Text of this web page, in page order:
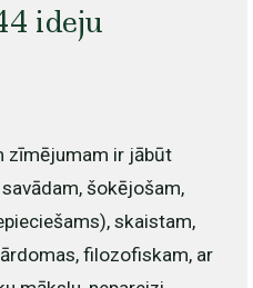
ideju
zīmējumam ir jābūt
šokējošam,
skaistam,
filozofiskam, ar